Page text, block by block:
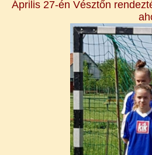
Április 27-én Vésztőn